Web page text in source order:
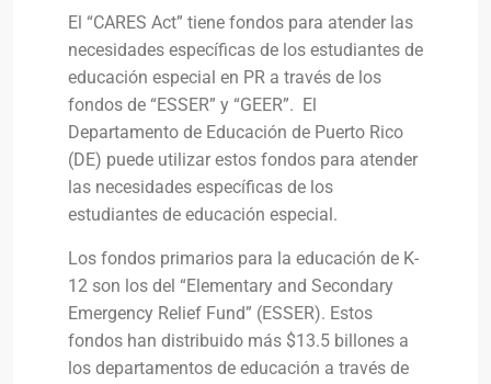
El “CARES Act” tiene fondos para atender las
necesidades específicas de los estudiantes de
educación especial en PR a través de los
fondos de “ESSER” y “GEER”. El
Departamento de Educación de Puerto Rico
(DE) puede utilizar estos fondos para atender
las necesidades específicas de los
estudiantes de educación especial.
Los fondos primarios para la educación de K-
12 son los del “Elementary and Secondary
Emergency Relief Fund” (ESSER). Estos
fondos han distribuido más $13.5 billones a
los departamentos de educación a través de